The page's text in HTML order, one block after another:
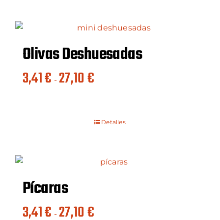
Olivas Deshuesadas
3,41€ - 27,10€Rango
de
3,41 €
Detalles
Pícaras
3,41€ - 27,10€Rango